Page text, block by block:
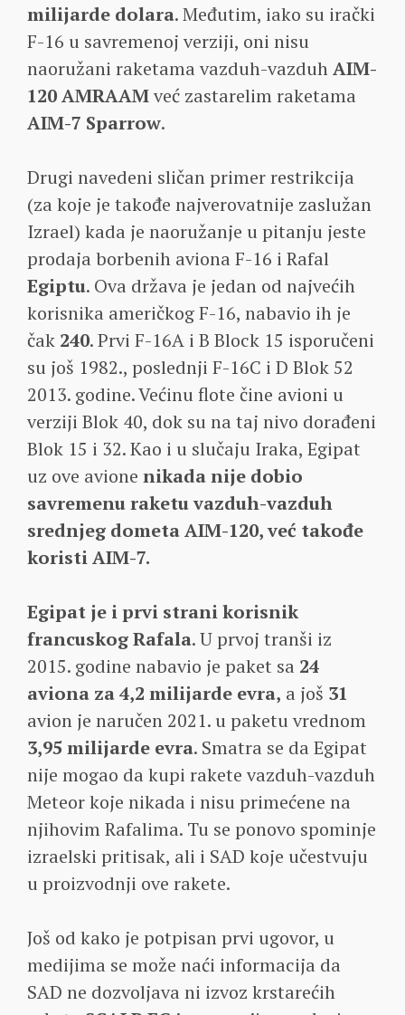
milijarde dolara. Međutim, iako su irački
F-16 u savremenoj verziji, oni nisu
naoružani raketama vazduh-vazduhAIM-
120 AMRAAMveć zastarelim raketama
AIM-7 Sparrow.
Drugi navedeni sličan primer restrikcija
(za koje je takođe najverovatnije zaslužan
Izrael) kada je naoružanje u pitanju jeste
prodaja borbenih aviona F-16 i Rafal
Egiptu. Ova država je jedan od najvećih
korisnika američkog F-16, nabavio ih je
čak 240. Prvi F-16A i B Block 15 isporučeni
su još 1982., poslednji F-16C i D Blok 52
2013. godine. Većinu flote čine avioni u
verziji Blok 40, dok su na taj nivo dorađeni
Blok 15 i 32. Kao i u slučaju Iraka, Egipat
uz ove avione nikada nije dobio
savremenu raketu vazduh-vazduh
srednjeg dometa AIM-120, već takođe
koristi AIM-7.
Egipat je i prvi strani korisnik
francuskog Rafala. U prvoj tranši iz
2015. godine nabavio je paket sa 24
aviona za 4,2 milijarde evra, a još 31
avion je naručen 2021. u paketu vrednom
3,95 milijarde evra. Smatra se da Egipat
nije mogao da kupi rakete vazduh-vazduh
Meteor koje nikada i nisu primećene na
njihovim Rafalima. Tu se ponovo spominje
izraelski pritisak, ali i SAD koje učestvuju
u proizvodnji ove rakete.
Još od kako je potpisan prvi ugovor, u
medijima se može naći informacija da
SAD ne dozvoljava ni izvoz krstarećih